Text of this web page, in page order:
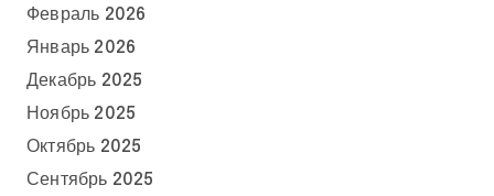
Февраль 2026
Январь 2026
Декабрь 2025
Ноябрь 2025
Октябрь 2025
Сентябрь 2025